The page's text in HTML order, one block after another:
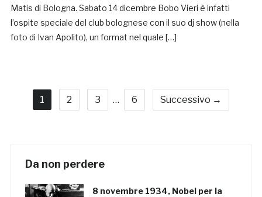
Matis di Bologna. Sabato 14 dicembre Bobo Vieri è infatti
l’ospite speciale del club bolognese con il suo dj show (nella
foto di Ivan Apolito), un format nel quale […]
1 2 3 … 6 Successivo →
Da non perdere
8 novembre 1934, Nobel per la